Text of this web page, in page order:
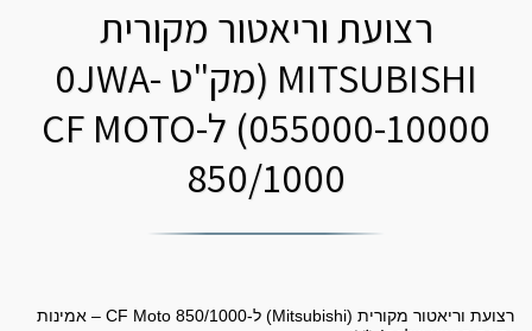
רצועת וריאטור מקורית
MITSUBISHI (מק"ט 0JWA-
055000-10000) ל-CF MOTO
850/1000
רצועת וריאטור מקורית (Mitsubishi) ל-CF Moto 850/1000 – אמינות